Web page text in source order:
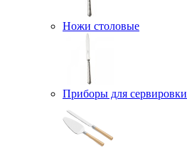
Ножи столовые
Приборы для сервировки